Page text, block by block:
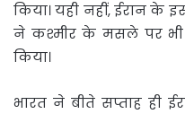
किया। यही नहीं, ईरान के
ने कश्मीर के मसले पर भी
किया।
भारत ने बीते सप्ताह ही